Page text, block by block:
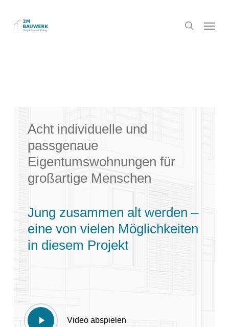
main
search
Acht individuelle und
passgenaue
Eigentumswohnungen für
großartige Menschen
Jung zusammen alt werden –
eine von vielen Möglichkeiten
in diesem Projekt
Play
Video
Video abspielen